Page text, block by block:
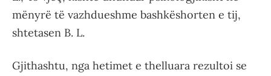
mënyrë të vazhdueshme bashkëshorten e tij,
shtetasen B. L.
Gjithashtu, nga hetimet e thelluara rezultoi se